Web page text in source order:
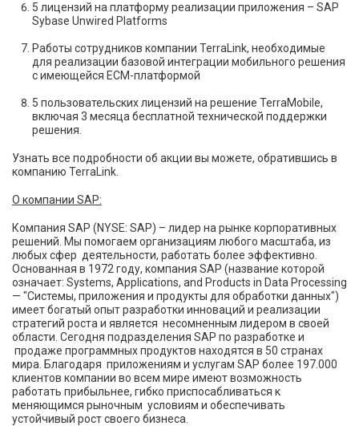
5 лицензий на платформу реализации приложения – SAP
Sybase Unwired Platforms
Работы сотрудников компании TerraLink, необходимые
для реализации базовой интеграции мобильного решения
с имеющейся ECM-платформой
5 пользовательских лицензий на решение TerraMobile,
включая 3 месяца бесплатной технической поддержки
решения.
Узнать все подробности об акции вы можете, обратившись в
компанию TerraLink.
О компании SAP:
Компания SAP (NYSE: SAP) – лидер на рынке корпоративных
решений. Мы помогаем организациям любого масштаба, из
любых сфер деятельности, работать более эффективно.
Основанная в 1972 году, компания SAP (название которой
означает: Systems, Applications, and Products in Data Processing
— "Системы, приложения и продукты для обработки данных")
имеет богатый опыт разработки инноваций и реализации
стратегий роста и является несомненным лидером в своей
области. Сегодня подразделения SAP по разработке и
продаже программных продуктов находятся в 50 странах
мира. Благодаря приложениям и услугам SAP более 197.000
клиентов компании во всем мире имеют возможность
работать прибыльнее, гибко приспосабливаться к
меняющимся рыночным условиям и обеспечивать
устойчивый рост своего бизнеса.